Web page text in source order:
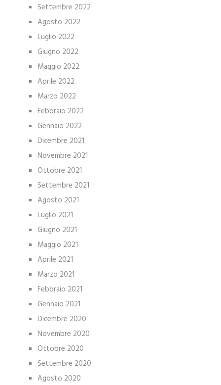
Settembre 2022
Agosto 2022
Luglio 2022
Giugno 2022
Maggio 2022
Aprile 2022
Marzo 2022
Febbraio 2022
Gennaio 2022
Dicembre 2021
Novembre 2021
Ottobre 2021
Settembre 2021
Agosto 2021
Luglio 2021
Giugno 2021
Maggio 2021
Aprile 2021
Marzo 2021
Febbraio 2021
Gennaio 2021
Dicembre 2020
Novembre 2020
Ottobre 2020
Settembre 2020
Agosto 2020